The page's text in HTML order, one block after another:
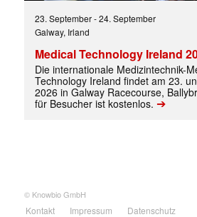
Mit dem |transkript-
jede Woche aktuell
23. September-24. September
Galway, Irland
Medical Technology Ireland
Die internationale Medizintechnik-
Technology Ireland findet am 23.
2026 in Galway Racecourse,
für Besucher ist kostenlos. ➔
© Knowbio GmbH
Kontakt Impressum Datenschutz